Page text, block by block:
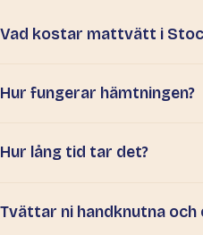
Vad kostar mattvätt i
Hur fungerar hämtningen?
Hur lång tid tar det?
Tvättar ni handknutna